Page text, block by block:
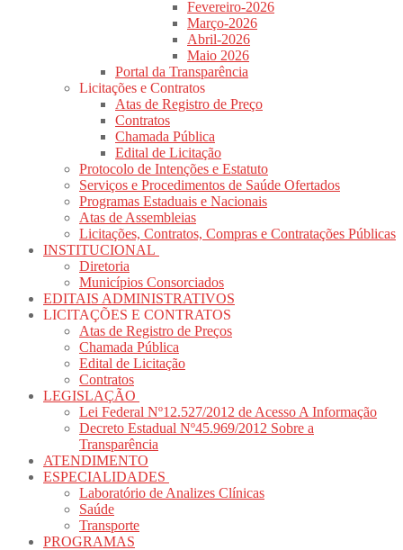
Fevereiro-2026
Março-2026
Abril-2026
Maio 2026
Portal da Transparência
Licitações e Contratos
Atas de Registro de Preço
Contratos
Chamada Pública
Edital de Licitação
Protocolo de Intenções e Estatuto
Serviços e Procedimentos de Saúde Ofertados
Programas Estaduais e Nacionais
Atas de Assembleias
Licitações, Contratos, Compras e Contratações Públicas
INSTITUCIONAL
Diretoria
Municípios Consorciados
EDITAIS ADMINISTRATIVOS
LICITAÇÕES E CONTRATOS
Atas de Registro de Preços
Chamada Pública
Edital de Licitação
Contratos
LEGISLAÇÃO
Lei Federal Nº12.527/2012 de Acesso A Informação
Decreto Estadual Nº45.969/2012 Sobre a
Transparência
ATENDIMENTO
ESPECIALIDADES
Laboratório de Analizes Clínicas
Saúde
Transporte
PROGRAMAS